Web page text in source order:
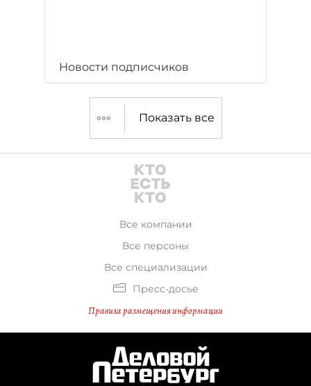
Новости подписчиков
Показать все
Все компании
Все персоны
Все специализации
Пресс-досье
Правила размещения информации